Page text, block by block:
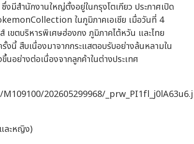
สำนักงานใหญ่ตั้งอยู่ในกรุงโตเกียว ประกาศเปิด
ในภูมิภาคเอเชีย เมื่อวันที่ 4
ขตบริหารพิเศษฮ่องกง ภูมิภาคไต้หวัน และไทย
งนี้ สืบเนื่องมาจากกระแสตอบรับอย่างล้นหลามใน
อย่างต่อเนื่องจากลูกค้าในต่างประเทศ
202605299968/
ละหญิง)